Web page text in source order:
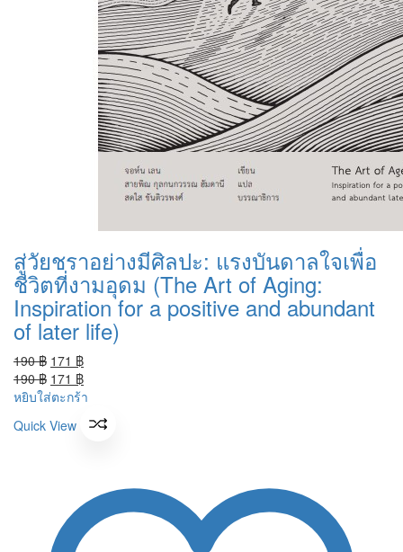
สู่วัยชราอย่างมีศิลปะ: แรงบันดาลใจเพื่อ
ชีวิตที่งามอุดม (The Art of Aging:
Inspiration for a positive and abundant
of later life)
190฿ Original
price
was:
171 ฿Current
price
is:
171 ฿.
190฿ Original
price
190 ฿.
171 ฿Current
price
171 ฿.
หยิบใส่ตะกร้า
Quick View